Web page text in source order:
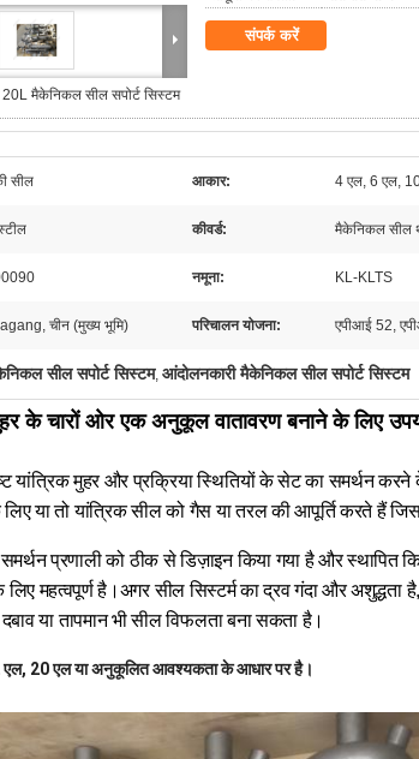
मैकेनिकल सील सपोर्ट सिस्टम
संपर्क करें
सील आकार: 4 एल, 6 एल,
कीवर्ड: मैकेनिकल सील
नमूना: KL-KLTS
चीन (मुख्य भूमि) परिचालन योजना: एपीआई 52,
सील सपोर्ट सिस्टम, आंदोलनकारी मैकेनिकल सील सपोर्ट सिस्टम
के चारों ओर एक अनुकूल वातावरण बनाने के लिए
यांत्रिक मुहर और प्रक्रिया स्थितियों के सेट का समर्थन
या तो यांत्रिक सील को गैस या तरल की आपूर्ति करते हैं
प्रणाली को ठीक से डिज़ाइन किया गया है और स्थापित
महत्वपूर्ण है।अगर सील सिस्टर्म का द्रव गंदा और अशुद्धता
या तापमान भी सील विफलता बना सकता है।
20 एल या अनुकूलित आवश्यकता के आधार पर है।